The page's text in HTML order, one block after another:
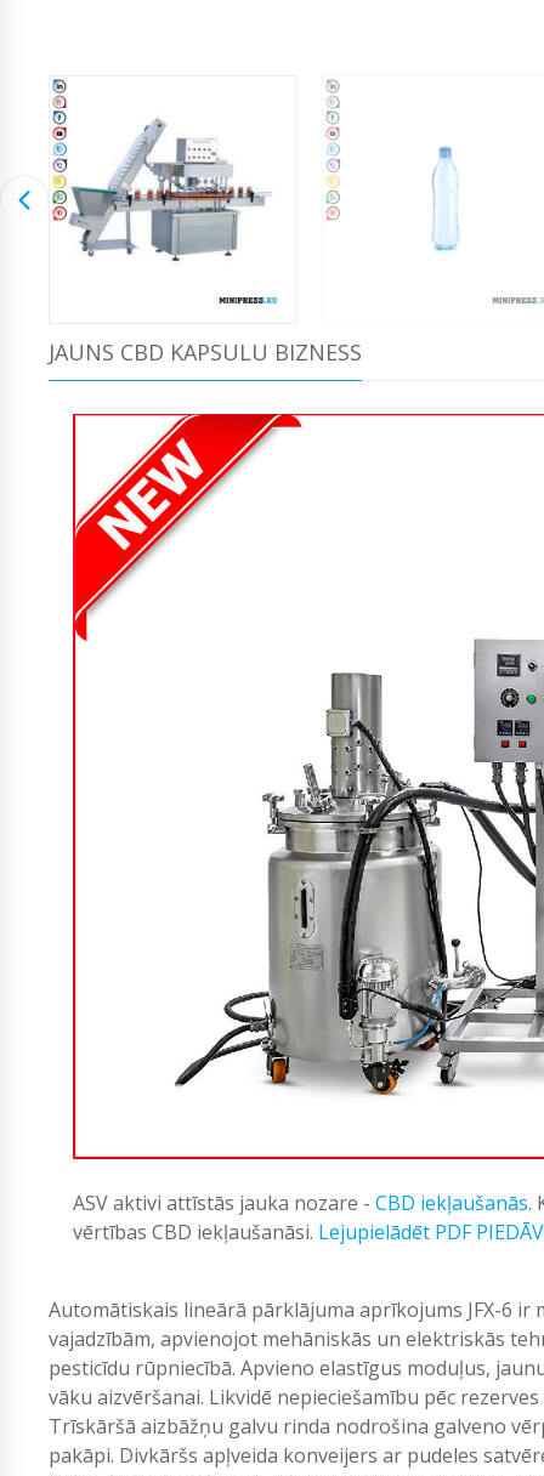
JAUNS CBD KAPSULU BIZNESS
ASV aktivi attīstās jauka nozare - CBD iekļaušanās.
vērtības CBD iekļaušanāsi. Lejupielādēt PDF
Automātiskais lineārā pārklājuma aprīkojums JFX-6
vajadzībām, apvienojot mehāniskās un elektriskās
pesticīdu rūpniecībā. Apvieno elastīgus moduļus,
vāku aizvēršanai. Likvidē nepieciešamību pēc
Trīskāršā aizbāžņu galvu rinda nodrošina galveno
pakāpi. Divkāršs apļveida konveijers ar pudeles